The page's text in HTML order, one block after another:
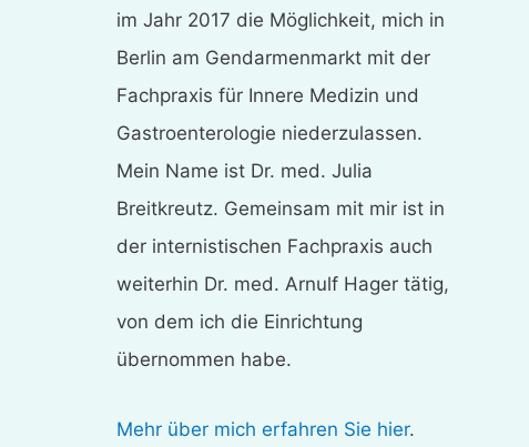
im Jahr 2017 die Möglichkeit, mich in
Berlin am Gendarmenmarkt mit der
Fachpraxis für Innere Medizin und
Gastroenterologie niederzulassen.
Mein Name ist Dr. med. Julia
Breitkreutz. Gemeinsam mit mir ist in
der internistischen Fachpraxis auch
weiterhin Dr. med. Arnulf Hager tätig,
von dem ich die Einrichtung
übernommen habe.
Mehr über mich erfahren Sie hier.